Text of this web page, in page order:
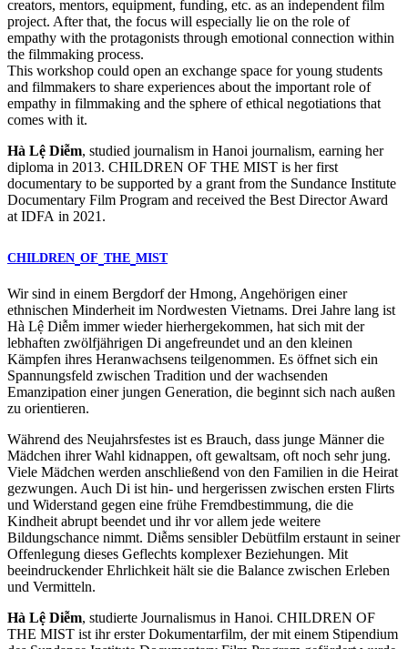
creators, mentors, equipment, funding, etc. as an independent film
project. After that, the focus will especially lie on the role of
empathy with the protagonists through emotional connection within
the filmmaking process.
This workshop could open an exchange space for young students
and filmmakers to share experiences about the important role of
empathy in filmmaking and the sphere of ethical negotiations that
comes with it.
Hà Lệ Diễm, studied journalism in Hanoi journalism, earning her
diploma in 2013. CHILDREN OF THE MIST is her first
documentary to be supported by a grant from the Sundance Institute
Documentary Film Program and received the Best Director Award
at IDFA in 2021 .
CHILDREN OF THE MIST
Wir sind in einem Bergdorf der Hmong, Angehörigen einer
ethnischen Minderheit im Nordwesten Vietnams. Drei Jahre lang ist
Hà Lệ Diễm immer wieder hierhergekommen, hat sich mit der
lebhaften zwölfjährigen Di angefreundet und an den kleinen
Kämpfen ihres Heranwachsens teilgenommen. Es öffnet sich ein
Spannungsfeld zwischen Tradition und der wachsenden
Emanzipation einer jungen Generation, die beginnt sich nach außen
zu orientieren.
Während des Neujahrsfestes ist es Brauch, dass junge Männer die
Mädchen ihrer Wahl kidnappen, oft gewaltsam, oft noch sehr jung.
Viele Mädchen werden anschließend von den Familien in die Heirat
gezwungen. Auch Di ist hin- und hergerissen zwischen ersten Flirts
und Widerstand gegen eine frühe Fremdbestimmung, die die
Kindheit abrupt beendet und ihr vor allem jede weitere
Bildungschance nimmt. Diễms sensibler Debütfilm erstaunt in seiner
Offenlegung dieses Geflechts komplexer Beziehungen. Mit
beeindruckender Ehrlichkeit hält sie die Balance zwischen Erleben
und Vermitteln.
Hà Lệ Diễm, studierte Journalismus in Hanoi. CHILDREN OF
THE MIST ist ihr erster Dokumentarfilm, der mit einem Stipendium